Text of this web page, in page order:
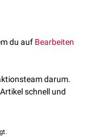
teilt sich in drei
zwischen dem
Aufteilung der
du auf Bearbeiten
darum.
schnell und